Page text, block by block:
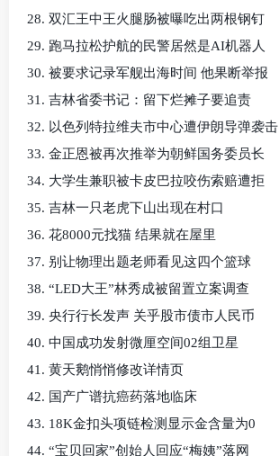
28. 双汇王中王火腿肠被曝吃出两根钢钉
29. 跑马拉松护航的民警居然是AI机器人
30. 被要求记录军舰出海时间 他果断举报
31. 吉林省委书记：留下烂摊子要追责
32. 以色列特拉维夫市中心遭伊朗导弹袭击
33. 金正恩被再次推举为朝鲜国务委员长
34. 大学生兼职被卡皮巴拉咬伤索赔遭拒
35. 吉林一只老虎下山出现在村口
36. 花8000元找猫 结果就在屋里
37. 别让物理出题老师看见这四个篮球
38. “LED大王”林秀成被留置立案调查
39. 央行行长发声 关乎股市债市人民币
40. 中国成功发射微厘空间02组卫星
41. 黄天鹅悄悄修改详情页
42. 国产广谱抗癌药落地临床
43. 18K金扣头项链检测显示金含量为0
44. “宝贝回家”创始人回应“梅姨”落网